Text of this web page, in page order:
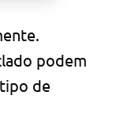
podem
de